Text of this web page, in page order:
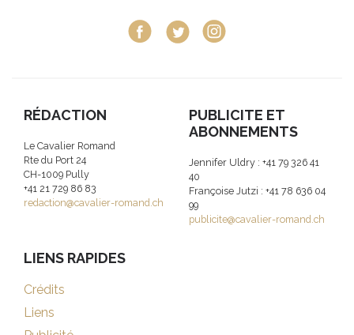
RÉDACTION
Le Cavalier Romand
Rte du Port 24
CH-1009 Pully
+41 21 729 86 83
redaction@cavalier-romand.ch
PUBLICITE ET
ABONNEMENTS
Jennifer Uldry : +41 79 326 41
40
Françoise Jutzi : +41 78 636 04
99
publicite@cavalier-romand.ch
LIENS RAPIDES
Crédits
Liens